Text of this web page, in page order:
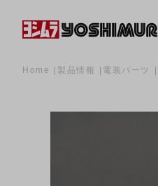
Home 製品情報 電装パーツ